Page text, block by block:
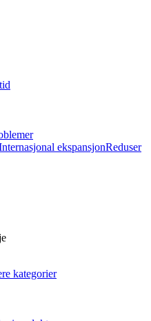
ekspansjonReduser
kategorier